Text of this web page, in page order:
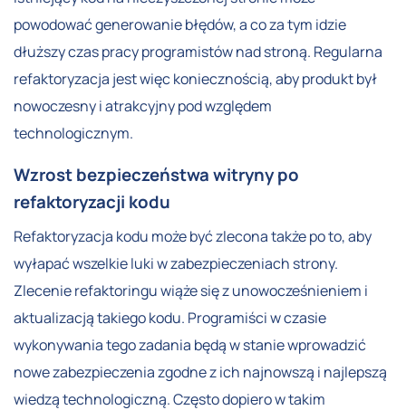
powodować generowanie błędów, a co za tym idzie
dłuższy czas pracy programistów nad stroną. Regularna
refaktoryzacja jest więc koniecznością, aby produkt był
nowoczesny i atrakcyjny pod względem
technologicznym.
Wzrost bezpieczeństwa witryny po
refaktoryzacji kodu
Refaktoryzacja kodu może być zlecona także po to, aby
wyłapać wszelkie luki w zabezpieczeniach strony.
Zlecenie refaktoringu wiąże się z unowocześnieniem i
aktualizacją takiego kodu. Programiści w czasie
wykonywania tego zadania będą w stanie wprowadzić
nowe zabezpieczenia zgodne z ich najnowszą i najlepszą
wiedzą technologiczną. Często dopiero w takim